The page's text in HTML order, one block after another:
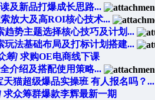
及新品打爆成长思路...
放大及高ROI核心技术...
趋势主题选择核心技巧及计划...
玩法基础布局及打标计划搭建...
筹] 求购OE电商线下课
介绍及搭配使用策略...
天猫超级爆品实操班 有人报名吗？...
求众筹群爆款李辉最新一期